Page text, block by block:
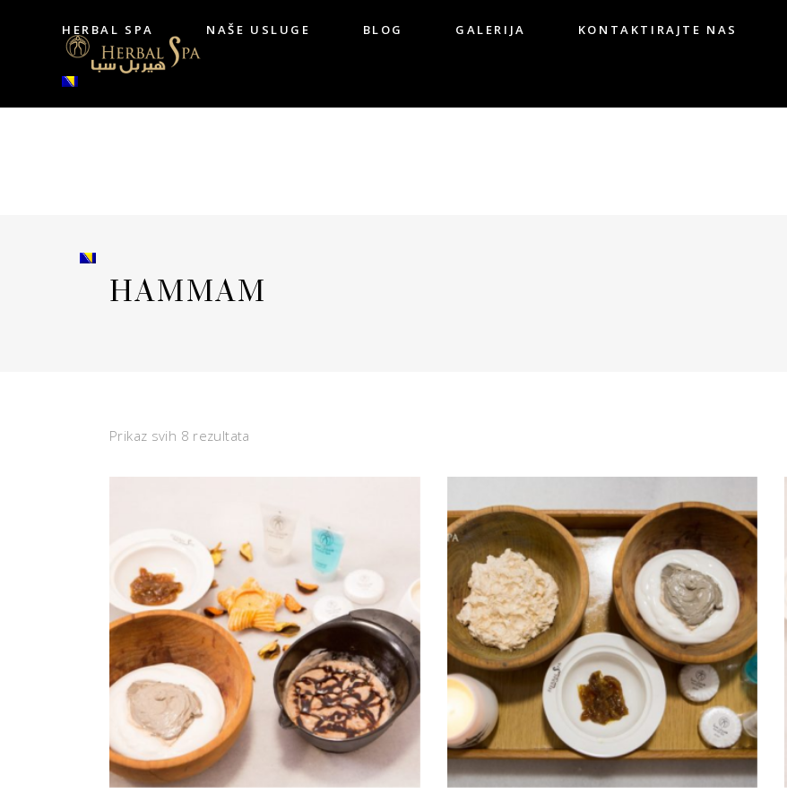
HERBAL SPA NAŠE USLUGE BLOG GALERIJA KONTAKTIRAJTE NAS
HAMMAM
Prikaz svih 8 rezultata